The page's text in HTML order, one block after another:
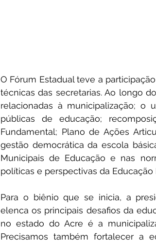
O Fórum Estadual teve a
técnicas das secretarias. Ao longo
relacionadas à municipalização; o
públicas de educação;
Fundamental; Plano de Ações
gestão democrática da escola
Municipais de Educação e nas
políticas e perspectivas da
Para o biênio que se inicia, a
elenca os principais desafios da
no estado do Acre é a
Precisamos também fortalecer a